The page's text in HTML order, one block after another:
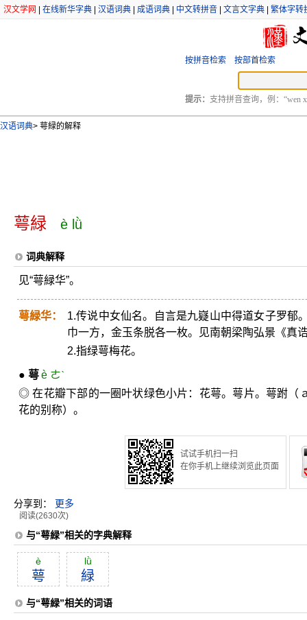
汉文学网 在线新华字典 汉语词典 成语词典 中文转拼音 文言文字典 繁体字转
按拼音检索 按部首检索
提示： 支持拼音查询，例：“wen
汉语词典> 萼緑的解释
萼緑 è lǜ
词典解释
见“萼緑华”。
萼緑华：
1.传说中女仙名。自言是九嶷山中得道女子罗郁
巾一方，金玉条脱各一枚。见南朝梁陶弘景《真
2.指绿萼梅花。
● 萼è ㄜˋ
◎ 在花瓣下部的一圈叶状绿色小片：花萼。萼片。萼跗（
花的别称）。
试试手机扫一扫
在你手机上继续浏览此页面
分享到： 更多
阅读(2630次)
与“萼緑”相关的字典解释
è
萼
lǜ
緑
与“萼緑”相关的词语